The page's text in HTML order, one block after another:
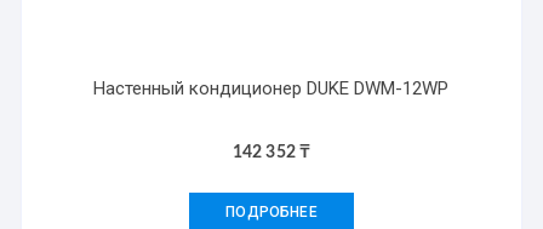
Настенный кондиционер DUKE DWM-12WP
142 352₸
ПОДРОБНЕЕ